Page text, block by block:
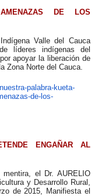
DE LOS
Valle del Cauca
líderes indígenas del
apoyar la liberación de
Zona Norte del Cauca.
palabra-kueta-
de-los-
ENGAÑAR AL
el Dr. AURELIO
y Desarrollo Rural,
de 2015, Manifiesta el